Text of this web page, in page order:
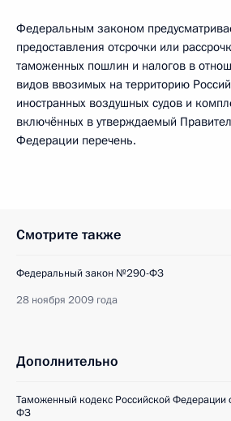
Федеральным законом
предоставления отсрочки или
таможенных пошлин и налогов в
видов ввозимых на территорию
иностранных воздушных судов и
включённых в утверждаемый
Федерации перечень.
Смотрите также
Федеральный закон №290-ФЗ
28 ноября 2009 года
Дополнительно
Таможенный кодекс Российской
ФЗ